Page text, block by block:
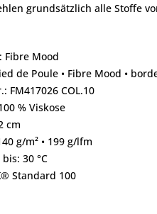
grundsätzlich alle Stoffe
Fibre Mood
de Poule • Fibre Mood •
FM417026 COL.10
% Viskose
cm
g/m² • 199 g/lfm
30 °C
Standard 100